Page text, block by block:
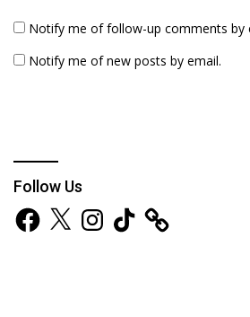
Notify me of follow-up comments by
Notify me of new posts by email.
Follow Us
Facebook
X Instagram
TikTok